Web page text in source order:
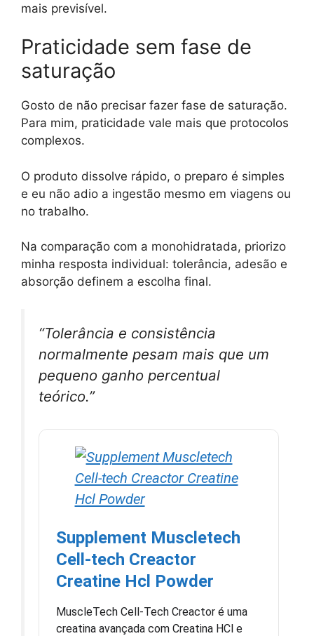
mais previsível.
Praticidade sem fase de
saturação
Gosto de não precisar fazer fase de saturação.
Para mim, praticidade vale mais que protocolos
complexos.
O produto dissolve rápido, o preparo é simples
e eu não adio a ingestão mesmo em viagens ou
no trabalho.
Na comparação com a monohidratada, priorizo
minha resposta individual: tolerância, adesão e
absorção definem a escolha final.
“Tolerância e consistência
normalmente pesam mais que um
pequeno ganho percentual
teórico.”
Supplement Muscletech
Cell-tech Creactor
Creatine Hcl Powder
MuscleTech Cell-Tech Creactor é uma
creatina avançada com Creatina HCl e